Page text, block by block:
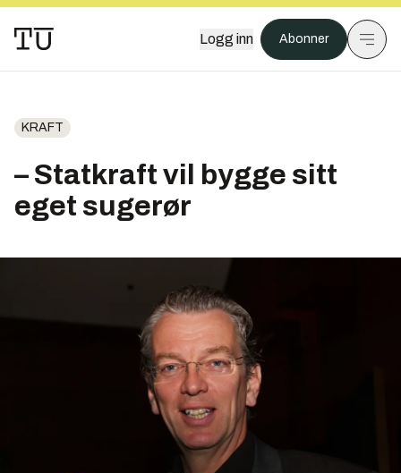
Logg inn Abonner
KRAFT
– Statkraft vil bygge sitt
eget sugerør